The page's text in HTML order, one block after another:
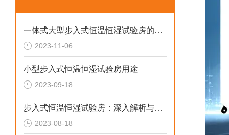
一体式大型步入式恒温恒湿试验房的优势及应用
2023-11-06
小型步入式恒温恒湿试验房用途
2023-09-18
步入式恒温恒湿试验房：深入解析与选购指南
2023-08-18